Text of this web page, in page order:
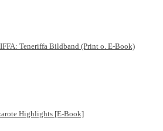
Teneriffa Bildband (Print o. E-Book)
Highlights [E-Book]